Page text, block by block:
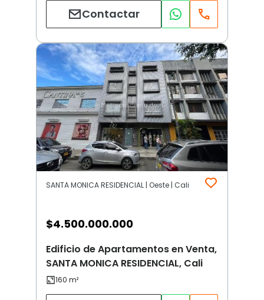
Contactar
SANTA MONICA RESIDENCIAL | Oeste | Cali
$4.500.000.000
Edificio de Apartamentos en Venta,
SANTA MONICA RESIDENCIAL, Cali